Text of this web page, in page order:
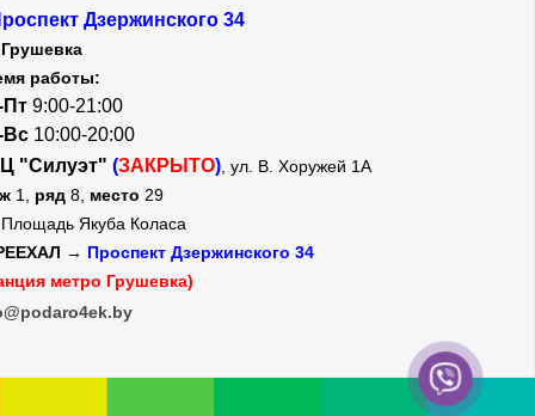
Дзержинского 34
Грушевка
работы:
Пт 9:00-21:00
Вс 10:00-20:00
"Силуэт" (ЗАКРЫТО) , ул. В. Хоружей 1А
1, ряд 8, место 29
Площадь Якуба Коласа
→ Проспект Дзержинского 34
метро Грушевка)